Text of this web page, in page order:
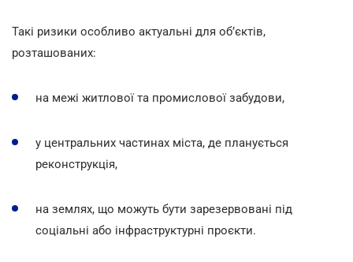
Такі ризики особливо актуальні для об’єктів,
розташованих:
на межі житлової та промислової забудови,
у центральних частинах міста, де планується
реконструкція,
на землях, що можуть бути зарезервовані під
соціальні або інфраструктурні проєкти.